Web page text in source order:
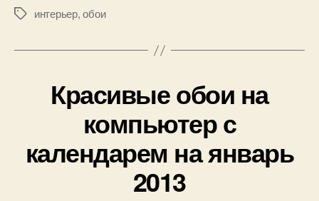
Позначки
интерьер,обои
Красивые обои на
компьютер с
календарем на январь
2013